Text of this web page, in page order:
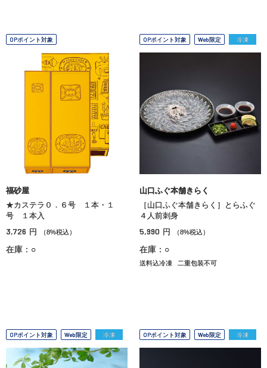
OPポイント対象
福砂屋
★カステラ０．６号 １本・１
号 １本入
3,726 円 （8%税込）
在庫：○
OPポイント対象 Web限定 冷凍
山口ふぐ本舗きらく
［山口ふぐ本舗きらく］とらふぐ
４人前刺身
5,990 円 （8%税込）
在庫：○
送料込冷凍 二重包装不可
OPポイント対象 Web限定 冷凍 OPポイント対象 Web限定 冷凍